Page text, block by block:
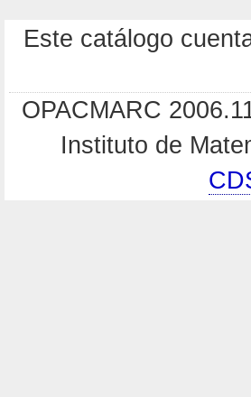
Este catálogo
OPACMARC
Instituto de